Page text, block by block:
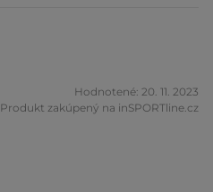
Hodnotené: 20. 11. 2023
Produkt zakúpený na inSPORTline.cz